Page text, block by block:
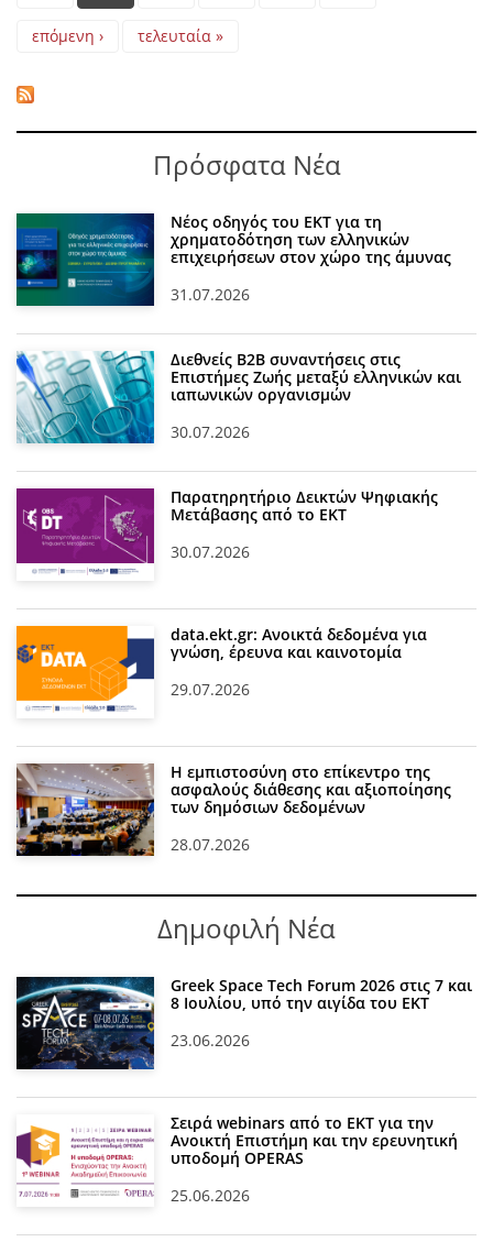
επόμενη › τελευταία »
Πρόσφατα Νέα
Νέος οδηγός του ΕΚΤ για τη
χρηματοδότηση των ελληνικών
επιχειρήσεων στον χώρο της άμυνας
31.07.2026
Διεθνείς Β2Β συναντήσεις στις
Επιστήμες Ζωής μεταξύ ελληνικών και
ιαπωνικών οργανισμών
30.07.2026
Παρατηρητήριο Δεικτών Ψηφιακής
Μετάβασης από το ΕΚΤ
30.07.2026
data.ekt.gr: Ανοικτά δεδομένα για
γνώση, έρευνα και καινοτομία
29.07.2026
Η εμπιστοσύνη στο επίκεντρο της
ασφαλούς διάθεσης και αξιοποίησης
των δημόσιων δεδομένων
28.07.2026
Δημοφιλή Νέα
Greek Space Tech Forum 2026 στις 7 και
8 Ιουλίου, υπό την αιγίδα του ΕΚΤ
23.06.2026
Σειρά webinars από το ΕΚΤ για την
Ανοικτή Επιστήμη και την ερευνητική
υποδομή OPERAS
25.06.2026